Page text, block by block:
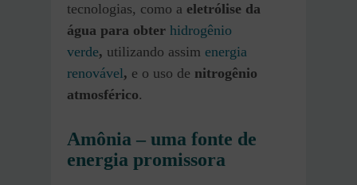
tecnologias, como a eletrólise da
água para obter hidrogênio
verde, utilizando assim energia
renovável, e o uso de nitrogênio
atmosférico.
Amônia – uma fonte de
energia promissora